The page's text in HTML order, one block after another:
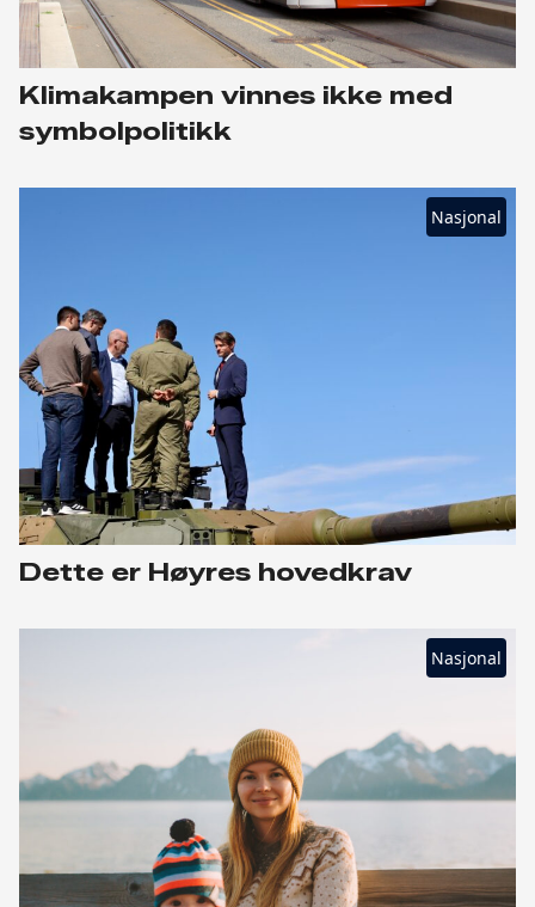
Klimakampen vinnes ikke med
symbolpolitikk
Nasjonal
Dette er Høyres hovedkrav
Nasjonal